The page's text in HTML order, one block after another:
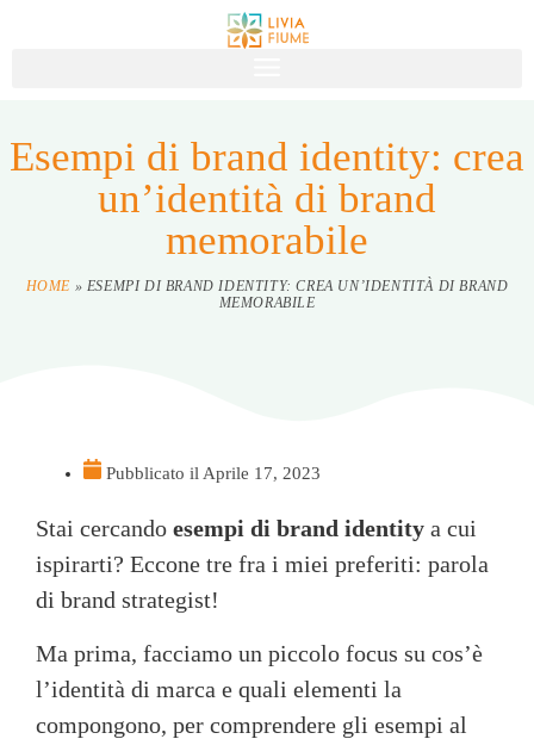
Esempi di brand identity: crea
un’identità di brand
memorabile
HOME » ESEMPI DI BRAND IDENTITY: CREA UN’IDENTITÀ DI BRAND
MEMORABILE
Pubblicato ilAprile 17, 2023
Stai cercando esempi di brand identity a cui
ispirarti? Eccone tre fra i miei preferiti: parola
di brand strategist!
Ma prima, facciamo un piccolo focus su cos’è
l’identità di marca e quali elementi la
compongono, per comprendere gli esempi al